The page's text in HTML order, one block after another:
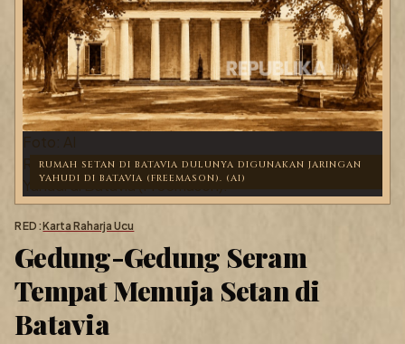
Foto: AI
Rumah Setan di Batavia dulunya digunakan jaringan
Yahudi di Batavia (Freemason).
RUMAH SETAN DI BATAVIA DULUNYA DIGUNAKAN JARINGAN
YAHUDI DI BATAVIA (FREEMASON). (AI)
RED:Karta Raharja Ucu
Gedung-Gedung Seram
Tempat Memuja Setan di
Batavia